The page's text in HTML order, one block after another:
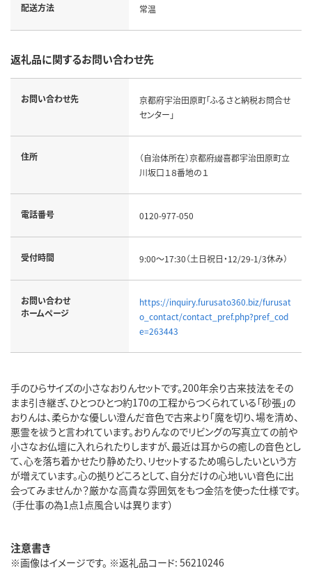
配送方法 常温
返礼品に関するお問い合わせ先
お問い合わせ先
京都府宇治田原町「ふるさと納税お問合せ
センター」
住所
（自治体所在）京都府綴喜郡宇治田原町立
川坂口１８番地の１
電話番号 0120-977-050
受付時間 9:00～17:30（土日祝日・12/29-1/3休み）
お問い合わせ
ホームページ
https://inquiry.furusato360.biz/furusat
o_contact/contact_pref.php?pref_cod
e=263443
手のひらサイズの小さなおりんセットです。200年余り古来技法をその
まま引き継ぎ、ひとつひとつ約170の工程からつくられている「砂張」の
おりんは、柔らかな優しい澄んだ音色で古来より「魔を切り、場を清め、
悪霊を祓うと言われています。おりんなのでリビングの写真立ての前や
小さなお仏壇に入れられたりしますが、最近は耳からの癒しの音色とし
て、心を落ち着かせたり静めたり、リセットするため鳴らしたいという方
が増えています。心の拠りどころとして、自分だけの心地いい音色に出
会ってみませんか？厳かな高貴な雰囲気をもつ金箔を使った仕様です。
（手仕事の為1点1点風合いは異ります）
注意書き
※画像はイメージです。 ※返礼品コード: 56210246